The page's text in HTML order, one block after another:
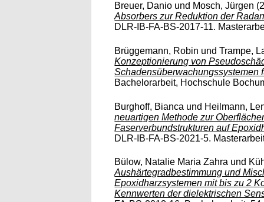
Breuer, Danio und Mosch, Jürgen
Absorbers zur Reduktion der
DLR-IB-FA-BS-2017-11.
Brüggemann, Robin undTrampe,
Konzeptionierung von
Schadensüberwachungssystemen
Bachelorarbeit, Hochschule
Burghoff, Bianca und Heilmann,
neuartigen Methode zur
Faserverbundstrukturen auf
DLR-IB-FA-BS-2021-5.
Bülow, Natalie Maria Zahra und
Aushärtegradbestimmung und
Epoxidharzsystemen mit bis zu 2
Kennwerten der dielektrischen